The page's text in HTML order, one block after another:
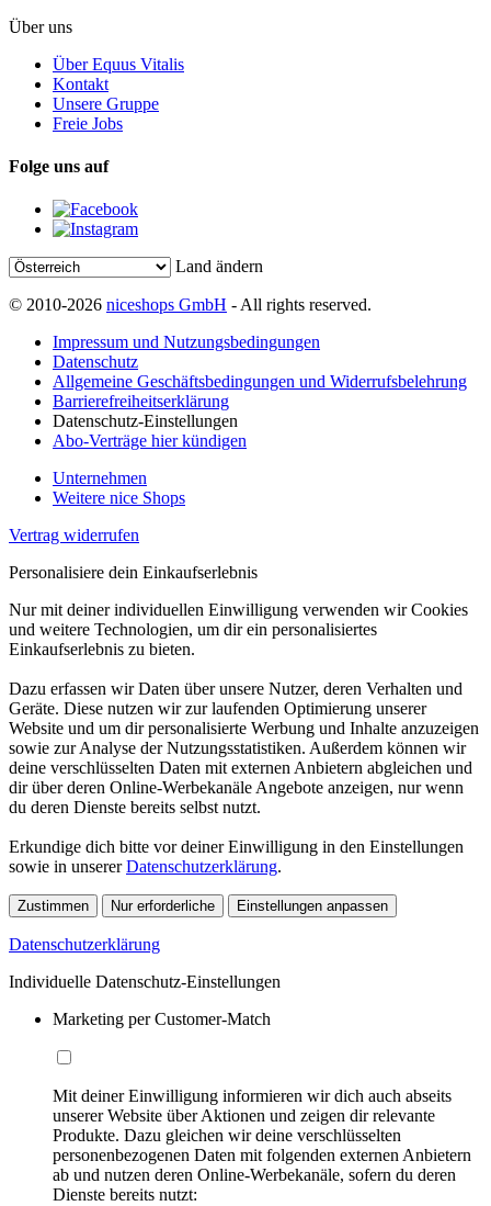
Über uns
Über Equus Vitalis
Kontakt
Unsere Gruppe
Freie Jobs
Folge uns auf
Land ändern
© 2010-2026 niceshops GmbH - All rights reserved.
Impressum und Nutzungsbedingungen
Datenschutz
Allgemeine Geschäftsbedingungen und Widerrufsbelehrung
Barrierefreiheitserklärung
Datenschutz-Einstellungen
Abo-Verträge hier kündigen
Unternehmen
Weitere nice Shops
Vertrag widerrufen
Personalisiere dein Einkaufserlebnis
Nur mit deiner individuellen Einwilligung verwenden wir Cookies
und weitere Technologien, um dir ein personalisiertes
Einkaufserlebnis zu bieten.
Dazu erfassen wir Daten über unsere Nutzer, deren Verhalten und
Geräte. Diese nutzen wir zur laufenden Optimierung unserer
Website und um dir personalisierte Werbung und Inhalte anzuzeigen
sowie zur Analyse der Nutzungsstatistiken. Außerdem können wir
deine verschlüsselten Daten mit externen Anbietern abgleichen und
dir über deren Online-Werbekanäle Angebote anzeigen, nur wenn
du deren Dienste bereits selbst nutzt.
Erkundige dich bitte vor deiner Einwilligung in den Einstellungen
sowie in unsererDatenschutzerklärung.
Zustimmen Nur erforderliche Einstellungen anpassen
Datenschutzerklärung
Individuelle Datenschutz-Einstellungen
Marketing per Customer-Match
Mit deiner Einwilligung informieren wir dich auch abseits
unserer Website über Aktionen und zeigen dir relevante
Produkte. Dazu gleichen wir deine verschlüsselten
personenbezogenen Daten mit folgenden externen Anbietern
ab und nutzen deren Online-Werbekanäle, sofern du deren
Dienste bereits nutzt: